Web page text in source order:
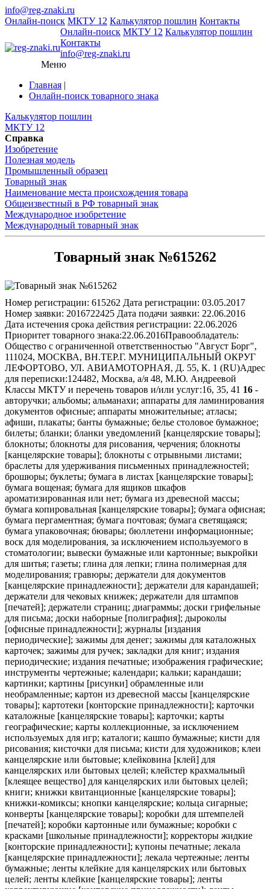
info@reg-znaki.ru
Онлайн-поиск МКТУ 12 Калькулятор пошлин Контакты
Онлайн-поиск МКТУ 12 Калькулятор пошлин
Контакты
info@reg-znaki.ru
Меню
Главная |
Онлайн-поиск товарного знака
Калькулятор пошлин
МКТУ 12
Справка
Изобретение
Полезная модель
Промышленный образец
Товарный знак
Наименование места происхождения товара
Общеизвестный в РФ товарный знак
Международное изобретение
Международный товарный знак
Товарный знак №615262
Номер регистрации: 615262 Дата регистрации: 03.05.2017
Номер заявки: 2016722425 Дата подачи заявки: 22.06.2016
Дата истечения срока действия регистрации: 22.06.2026
Приоритет товарного знака:22.06.2016Правообладатель:
Общество с ограниченной ответственностью "Август Борг",
111024, МОСКВА, ВН.ТЕР.Г. МУНИЦИПАЛЬНЫЙ ОКРУГ
ЛЕФОРТОВО, УЛ. АВИАМОТОРНАЯ, Д. 55, К. 1 (RU)Адрес
для переписки:124482, Москва, а/я 48, М.Ю. Андреевой
Классы МКТУ и перечень товаров и/или услуг:16, 35, 41 16 -
авторучки; альбомы; альманахи; аппараты для ламинирования
документов офисные; аппараты множительные; атласы;
афиши, плакаты; банты бумажные; белье столовое бумажное;
билеты; бланки; бланки уведомлений [канцелярские товары];
блокноты; блокноты для рисования, черчения; блокноты
[канцелярские товары]; блокноты с отрывными листами;
браслеты для удерживания письменных принадлежностей;
брошюры; буклеты; бумага в листах [канцелярские товары];
бумага вощеная; бумага для ящиков шкафов
ароматизированная или нет; бумага из древесной массы;
бумага копировальная [канцелярские товары]; бумага офисная;
бумага пергаментная; бумага почтовая; бумага светящаяся;
бумага упаковочная; бювары; бюллетени информационные;
воск для моделирования, за исключением используемого в
стоматологии; вывески бумажные или картонные; выкройки
для шитья; газеты; глина для лепки; глина полимерная для
моделирования; гравюры; держатели для документов
[канцелярские принадлежности]; держатели для карандашей;
держатели для чековых книжек; держатели для штампов
[печатей]; держатели страниц; диаграммы; доски грифельные
для письма; доски наборные [полиграфия]; дыроколы
[офисные принадлежности]; журналы [издания
периодические]; зажимы для денег; зажимы для каталожных
карточек; зажимы для ручек; закладки для книг; издания
периодические; издания печатные; изображения графические;
инструменты чертежные; календари; кальки; карандаши;
картинки; картины [рисунки] обрамленные или
необрамленные; картон из древесной массы [канцелярские
товары]; картотеки [конторские принадлежности]; карточки
каталожные [канцелярские товары]; карточки; карты
географические; карты коллекционные, за исключением
используемых для игр; каталоги; кашпо бумажные; кисти для
рисования; кисточки для письма; кисти для художников; клеи
канцелярские или бытовые; клейковина [клей] для
канцелярских или бытовых целей; клейстер крахмальный
[клеящее вещество] для канцелярских или бытовых целей;
книги; книжки квитанционные [канцелярские товары];
книжки-комиксы; кнопки канцелярские; кольца сигарные;
конверты [канцелярские товары]; коробки для штемпелей
[печатей]; коробки картонные или бумажные; коробки с
красками [школьные принадлежности]; корректоры жидкие
[конторские принадлежности]; купоны печатные; лекала
[канцелярские принадлежности]; лекала чертежные; ленты
бумажные; ленты клейкие для канцелярских или бытовых
целей; ленты клейкие [канцелярские товары]; ленты